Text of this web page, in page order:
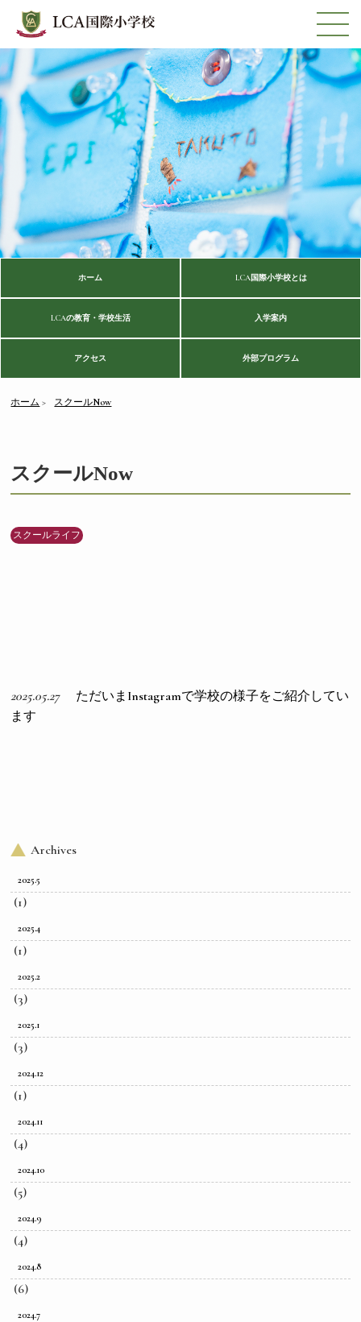
ホーム LCA国際小学校とは
LCAの教育・学校生活 入学案内
アクセス 外部プログラム
ホーム スクールNow
スクールNow
スクールライフ
2025.05.27
ただいまInstagramで学校の様子をご紹介してい
ます
Archives
2025.5
(1)
2025.4
(1)
2025.2
(3)
2025.1
(3)
2024.12
(1)
2024.11
(4)
2024.10
(5)
2024.9
(4)
2024.8
(6)
2024.7